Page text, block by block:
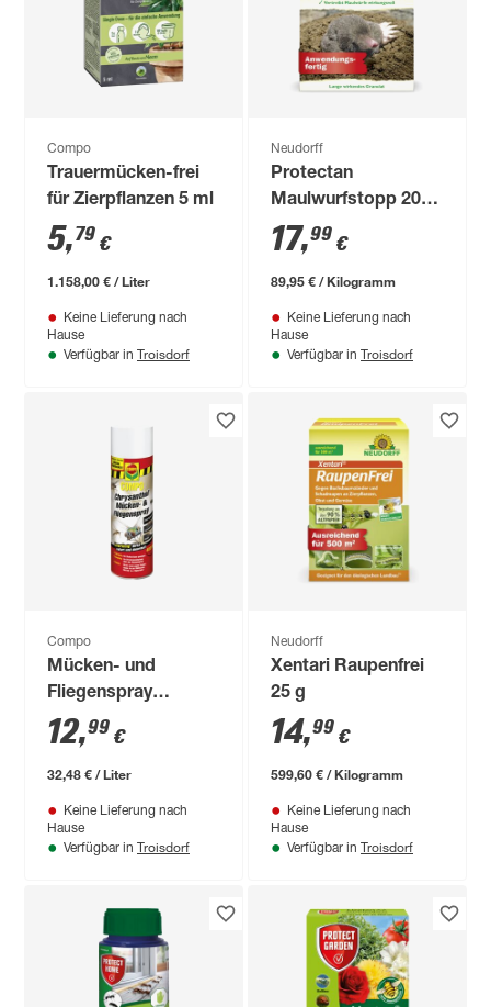
Compo
Trauermücken-frei
für Zierpflanzen 5 ml
5,79 €
1.158,00 € / Liter
Keine Lieferung nach
Hause
Verfügbar in Troisdorf
Neudorff
Protectan
Maulwurfstopp 200
g
17,99 €
89,95 € / Kilogramm
Keine Lieferung nach
Hause
Verfügbar in Troisdorf
Compo
Mücken- und
Fliegenspray
'COMPO
Chrysanthol' 400 ml
12,99 €
32,48 € / Liter
Keine Lieferung nach
Hause
Verfügbar in Troisdorf
Neudorff
Xentari Raupenfrei
25 g
14,99 €
599,60 € / Kilogramm
Keine Lieferung nach
Hause
Verfügbar in Troisdorf